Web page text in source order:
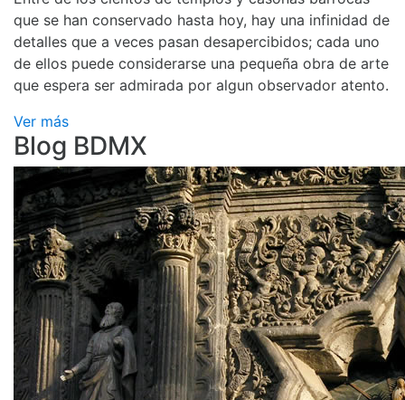
que se han conservado hasta hoy, hay una infinidad de
detalles que a veces pasan desapercibidos; cada uno
de ellos puede considerarse una pequeña obra de arte
que espera ser admirada por algun observador atento.
Ver más
Blog BDMX